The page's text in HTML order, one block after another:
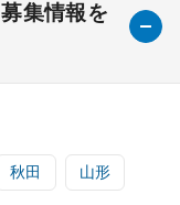
集情報を
秋田 山形